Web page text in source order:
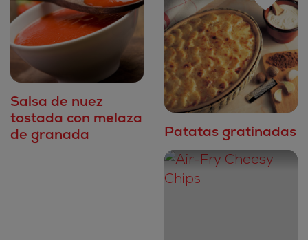
Salsa de nuez
tostada con melaza
de granada
Patatas gratinadas